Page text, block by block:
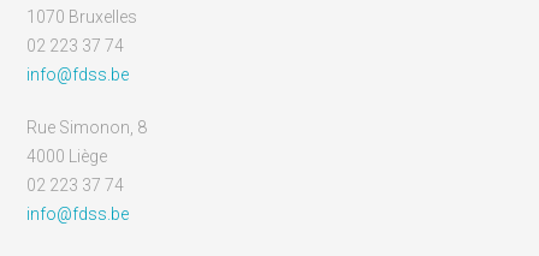
1070 Bruxelles
02 223 37 74
info@fdss.be
Rue Simonon, 8
4000 Liège
02 223 37 74
info@fdss.be